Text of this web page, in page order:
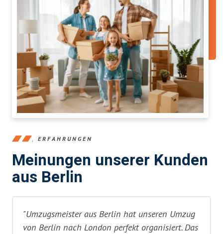
ERFAHRUNGEN
Meinungen unserer Kunden
aus Berlin
"Umzugsmeister aus Berlin hat unseren Umzug
von Berlin nach London perfekt organisiert. Das